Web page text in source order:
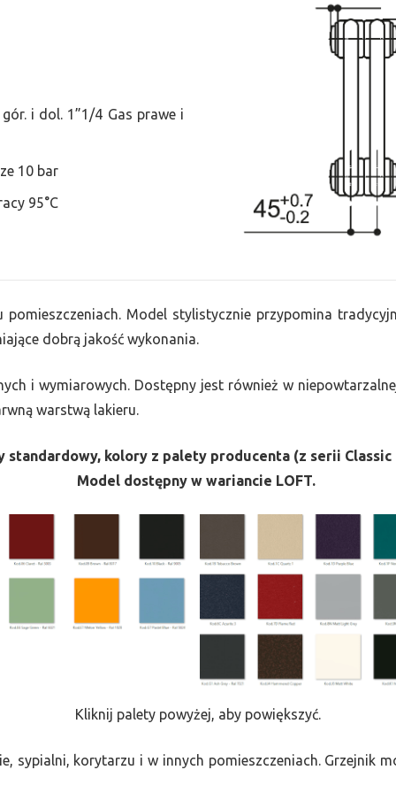
i dol. 1”1/4 Gas prawe i
10 bar
95°C
Model stylistycznie przypomina
dobrą jakość wykonania.
i wymiarowych. Dostępny jest również w
warstwą lakieru.
standardowy, kolory z palety producenta (z serii
Model dostępny w wariancie LOFT.
Kliknij palety powyżej, aby powiększyć.
sypialni, korytarzu i w innych pomieszczeniach. Grzejnik